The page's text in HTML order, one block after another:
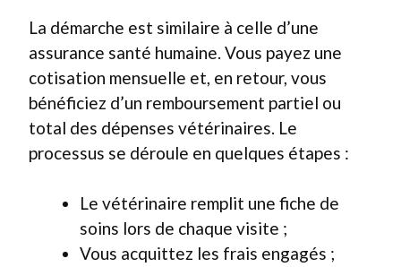
La démarche est similaire à celle d’une
assurance santé humaine. Vous payez une
cotisation mensuelle et, en retour, vous
bénéficiez d’un remboursement partiel ou
total des dépenses vétérinaires. Le
processus se déroule en quelques étapes :
Le vétérinaire remplit une fiche de
soins lors de chaque visite ;
Vous acquittez les frais engagés ;